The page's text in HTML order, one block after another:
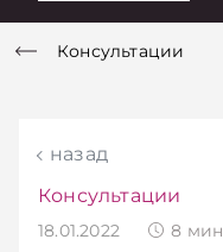
Консультации
назад
Консультации
18.01.2022 8 мин